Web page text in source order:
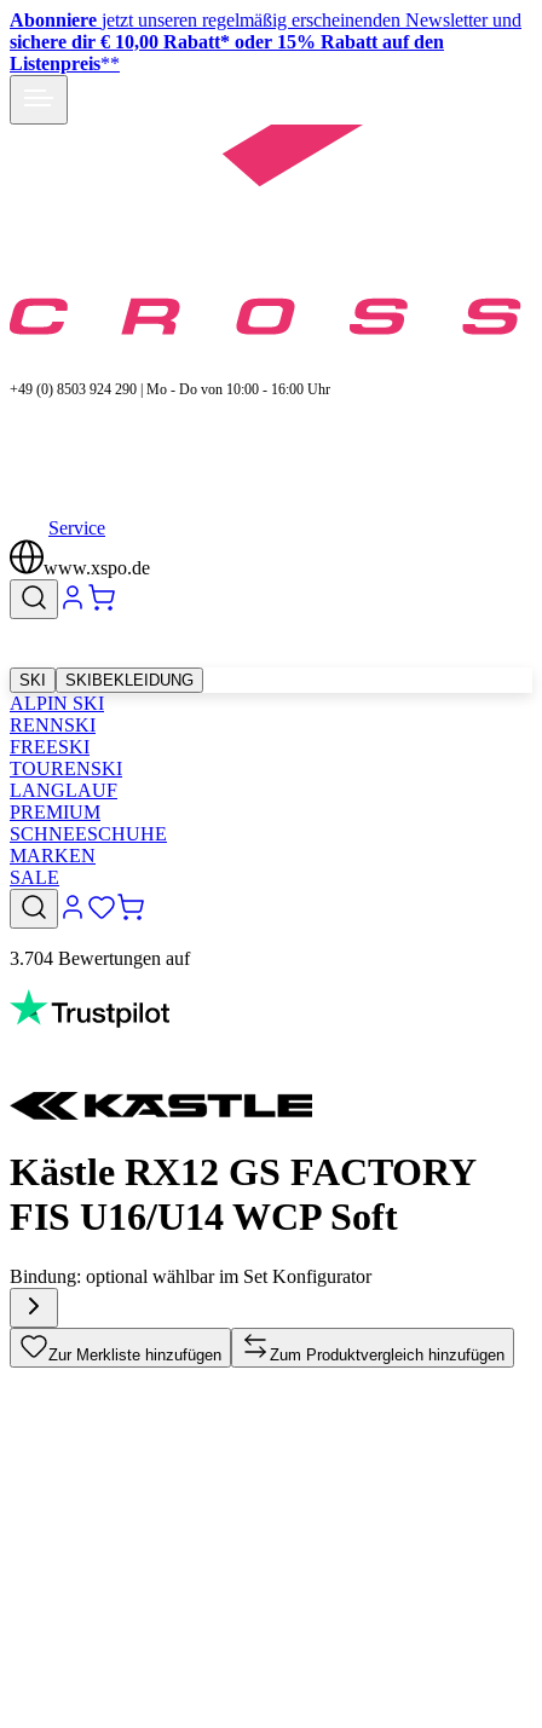
Abonniere jetzt unseren regelmäßig erscheinenden Newsletter und
sichere dir € 10,00 Rabatt* oder 15% Rabatt auf den
Listenpreis**
+49 (0) 8503 924 290 | Mo - Do von 10:00 - 16:00 Uhr
Service
www.xspo.de
SKI SKIBEKLEIDUNG
ALPIN SKI
RENNSKI
FREESKI
TOURENSKI
LANGLAUF
PREMIUM
SCHNEESCHUHE
MARKEN
SALE
3.704 Bewertungen auf
Kästle RX12 GS FACTORY
FIS U16/U14 WCP Soft
Bindung: optional wählbar im Set Konfigurator
Zur Merkliste hinzufügen Zum Produktvergleich hinzufügen